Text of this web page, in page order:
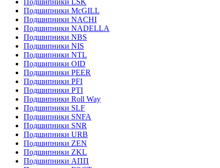
Подшипники LSK
Подшипники McGILL
Подшипники NACHI
Подшипники NADELLA
Подшипники NBS
Подшипники NIS
Подшипники NTL
Подшипники OID
Подшипники PEER
Подшипники PFI
Подшипники PTI
Подшипники Roll Way
Подшипники SLF
Подшипники SNFA
Подшипники SNR
Подшипники URB
Подшипники ZEN
Подшипники ZKL
Подшипники АПП